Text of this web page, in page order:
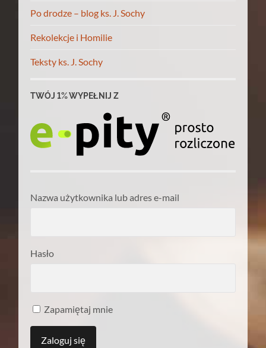
Po drodze – blog ks. J. Sochy
Rekolekcje i Homilie
Teksty ks. J. Sochy
TWÓJ 1% WYPEŁNIJ Z
Nazwa użytkownika lub adres e-mail
Hasło
Zapamiętaj mnie